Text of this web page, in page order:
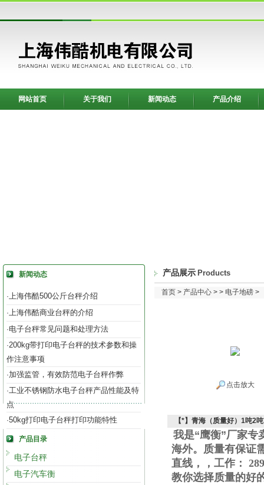
网站首页 关于我们 新闻动态 产品介绍
新闻动态
·上海伟酷500公斤台秤介绍
·上海伟酷商业台秤的介绍
·电子台秤常见问题和处理方法
·200kg带打印电子台秤的技术参数和操
作注意事项
·加强监管，有效防范电子台秤作弊
·工业不锈钢防水电子台秤产品性能及特
点
·50kg打印电子台秤打印功能特性
产品目录
电子台秤
电子汽车衡
产品展示 Products
首页 > 产品中心 > > 电子地磅 >
点击放大
【*】青海（质量好）1吨2
我是“鹰衡”厂家专
海外。质量有保证
直线 ， ，工作 ：
教你选择质量的好